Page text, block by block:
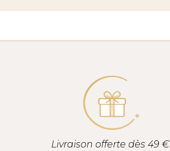
Livraison offerte dès 49 €